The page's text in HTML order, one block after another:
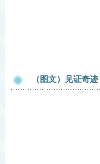
（图文）见证奇